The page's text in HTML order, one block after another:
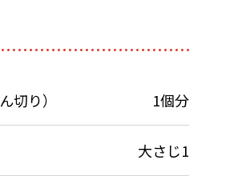
切り） 1個分
大さじ1